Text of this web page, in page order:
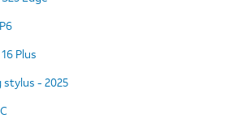
Plus
stylus - 2025